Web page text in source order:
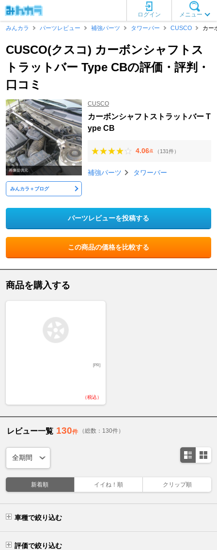
メニュー
ログイン
みんカラ
パーツレビュー 補強パーツ タワーバー CUSCO カー
CUSCO(クスコ) カーボンシャフトス
トラットバー Type CBの評価・評判・
口コミ
画像提供元
みんカラ＋ブログ
CUSCO
カーボンシャフトストラットバー T
ype CB
4.06点 （131件）
補強パーツ タワーバー
パーツレビューを投稿する
この商品の価格を比較する
商品を購入する
[PR]
（税込）
レビュー一覧 130件 （総数：130件）
新着順 イイね！順 クリップ順
車種で絞り込む
評価で絞り込む